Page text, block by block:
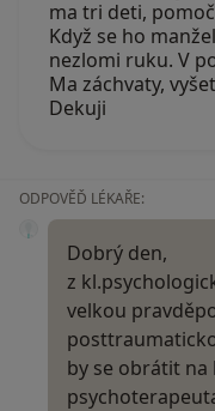
ma tri deti,
Když se ho
nezlomi ruku. V
Ma záchvaty,
Dekuji
ODPOVĚĎ LÉKAŘE:
Dobrý den,
z
velkou
by se obrátit na